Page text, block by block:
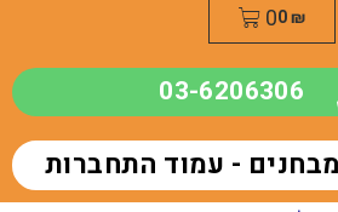
0₪
0
03-6206306
- עמוד התחברות